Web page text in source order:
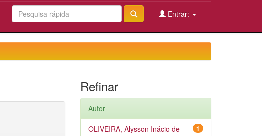
Entrar:
Refinar
Autor
1
OLIVEIRA, Alysson Inácio de